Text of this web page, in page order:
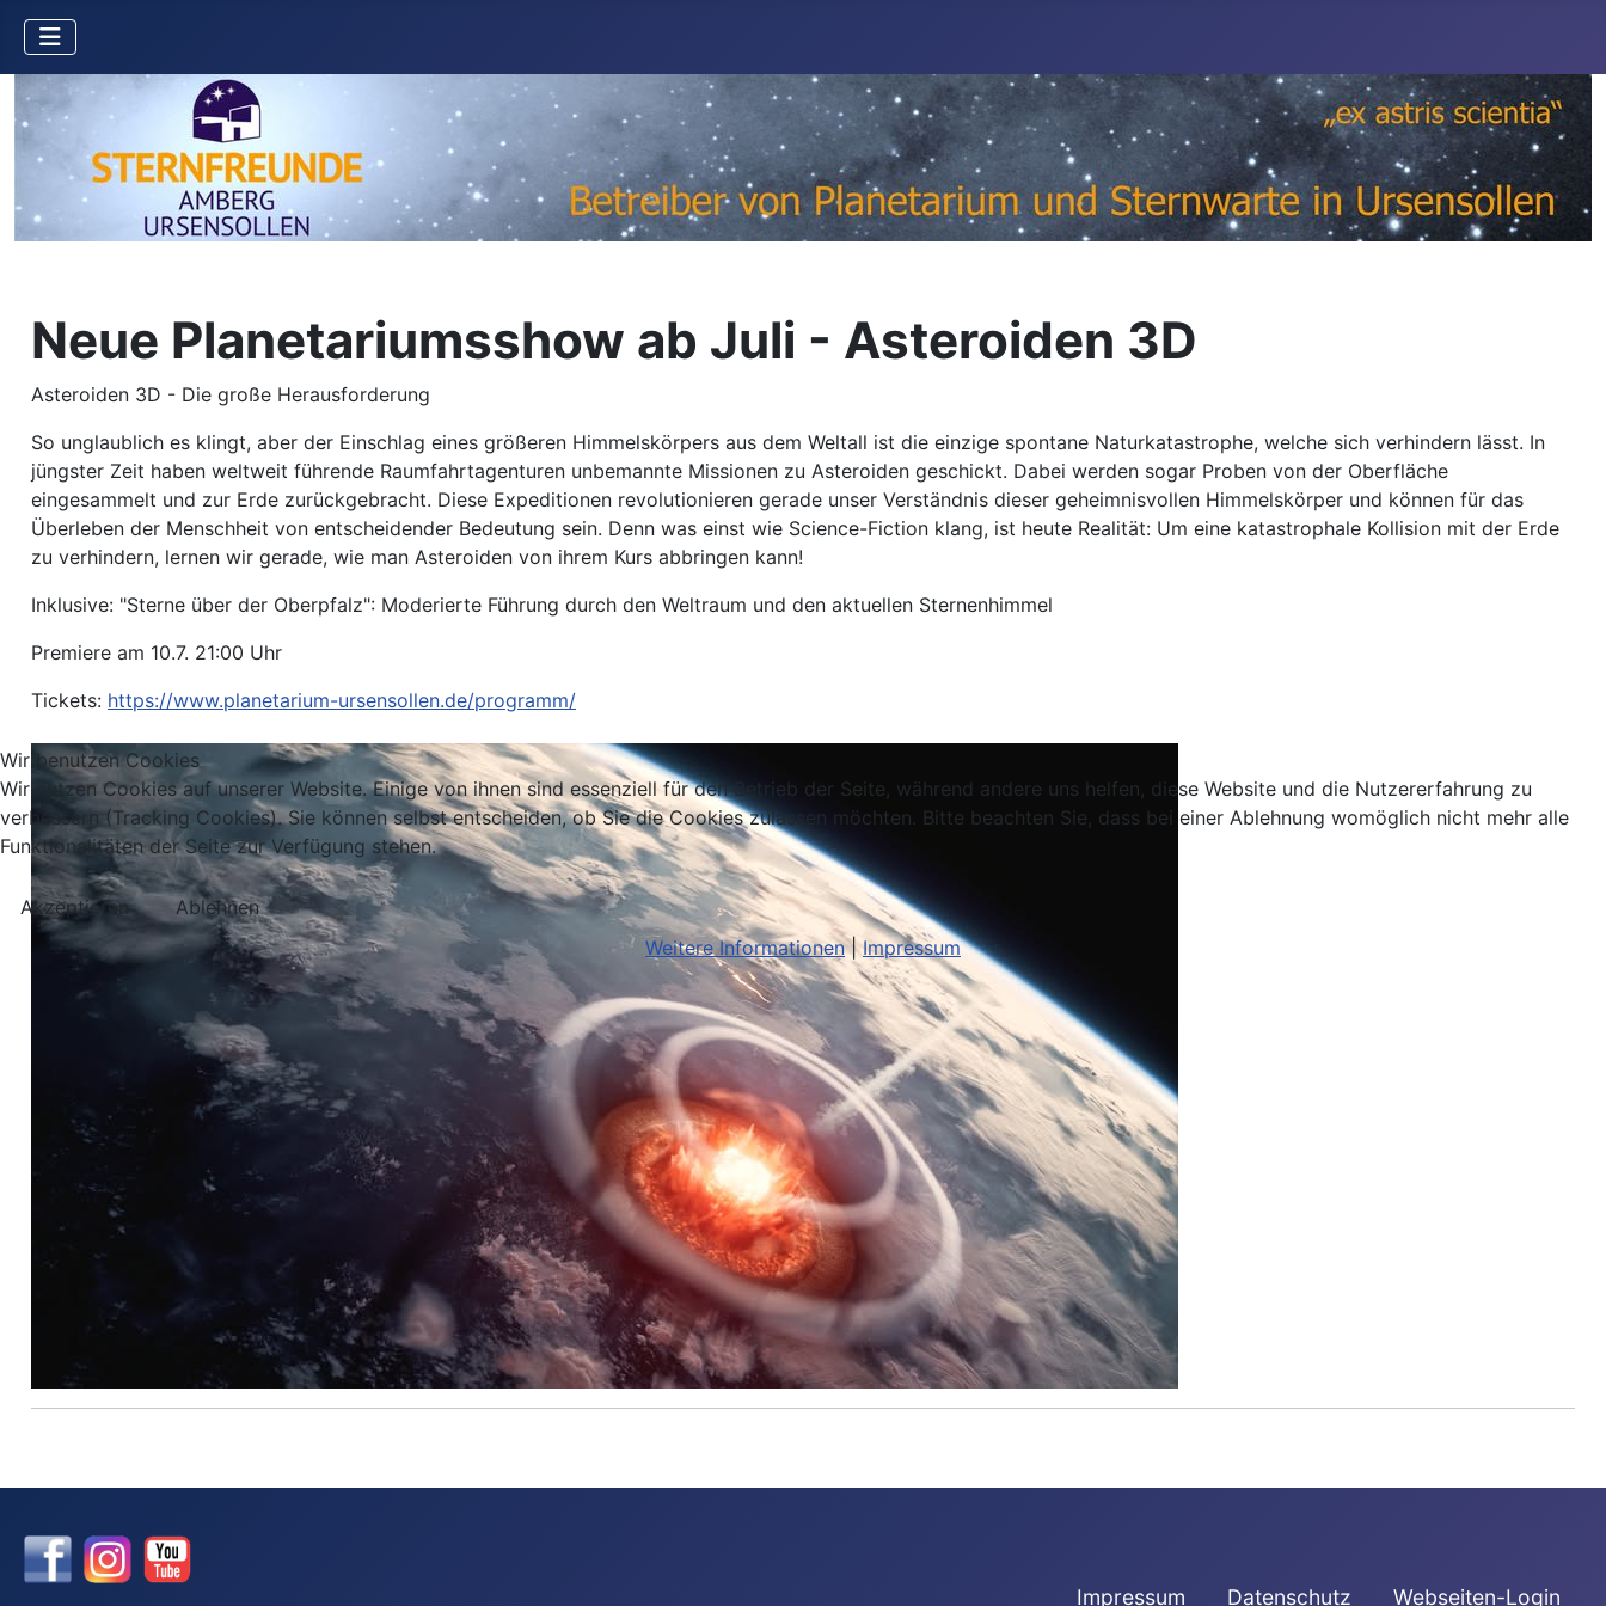
Neue Planetariumsshow ab Juli - Asteroiden 3D
Asteroiden 3D - Die große Herausforderung
So unglaublich es klingt, aber der Einschlag eines größeren Himmelskörpers aus dem Weltall ist die einzige spontane Naturkatastrophe, welche sich verhindern lässt. In
jüngster Zeit haben weltweit führende Raumfahrtagenturen unbemannte Missionen zu Asteroiden geschickt. Dabei werden sogar Proben von der Oberfläche
eingesammelt und zur Erde zurückgebracht. Diese Expeditionen revolutionieren gerade unser Verständnis dieser geheimnisvollen Himmelskörper und können für das
Überleben der Menschheit von entscheidender Bedeutung sein. Denn was einst wie Science-Fiction klang, ist heute Realität: Um eine katastrophale Kollision mit der Erde
zu verhindern, lernen wir gerade, wie man Asteroiden von ihrem Kurs abbringen kann!
Inklusive: "Sterne über der Oberpfalz": Moderierte Führung durch den Weltraum und den aktuellen Sternenhimmel
Premiere am 10.7. 21:00 Uhr
Tickets: https://www.planetarium-ursensollen.de/programm/
Impressum Datenschutz Webseiten-Login
Wir benutzen Cookies
Wir nutzen Cookies auf unserer Website. Einige von ihnen sind essenziell für den Betrieb der Seite, während andere uns helfen, diese Website und die Nutzererfahrung zu
verbessern (Tracking Cookies). Sie können selbst entscheiden, ob Sie die Cookies zulassen möchten. Bitte beachten Sie, dass bei einer Ablehnung womöglich nicht mehr alle
Funktionalitäten der Seite zur Verfügung stehen.
Akzeptieren
Ablehnen
Weitere Informationen| Impressum